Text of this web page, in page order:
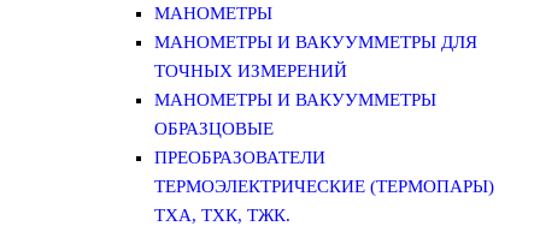
МАНОМЕТРЫ
МАНОМЕТРЫ И ВАКУУММЕТРЫ ДЛЯ
ТОЧНЫХ ИЗМЕРЕНИЙ
МАНОМЕТРЫ И ВАКУУММЕТРЫ
ОБРАЗЦОВЫЕ
ПРЕОБРАЗОВАТЕЛИ
ТЕРМОЭЛЕКТРИЧЕСКИЕ (ТЕРМОПАРЫ)
ТХА, ТХК, ТЖК.